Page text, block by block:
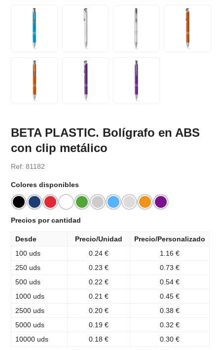
BETA PLASTIC. Bolígrafo en ABS
con clip metálico
Ref: 81182
Colores disponibles
Precios por cantidad
Desde Precio/Unidad
Precio/Personalizado
100 uds
0.24 €
1.16 €
250 uds
0.23 €
0.73 €
500 uds
0.22 €
0.54 €
1000 uds
0.21 €
0.45 €
2500 uds
0.20 €
0.38 €
5000 uds
0.19 €
0.32 €
10000 uds
0.18 € 0.30 €